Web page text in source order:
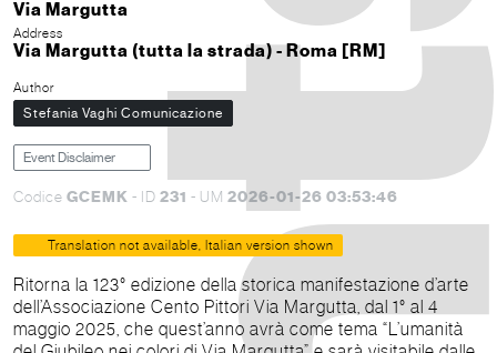
Via Margutta
Address
Via Margutta (tutta la strada) - Roma [RM]
Author
Stefania Vaghi Comunicazione
Event Disclaimer
Codice GCEMK - ID 231 - UM 2026-01-26 03:53:46
Translation not available, Italian version shown
Ritorna la 123° edizione della storica manifestazione d’arte
dell’Associazione Cento Pittori Via Margutta, dal 1° al 4
maggio 2025, che quest’anno avrà come tema “L’umanità